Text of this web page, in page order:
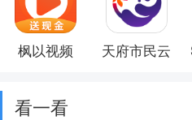
枫以视频 天府市民云
看一看